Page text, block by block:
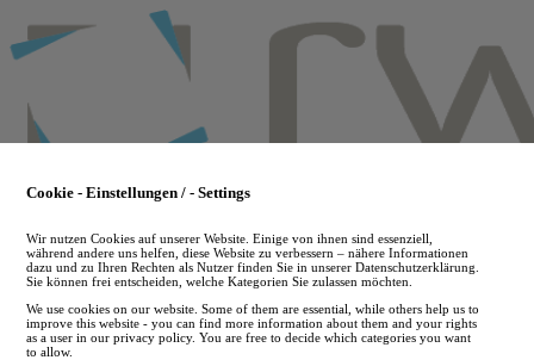
to
main
Cookie - Einstellungen / - Settings
Wir nutzen Cookies auf unserer Website. Einige von ihnen sind essenziell,
während andere uns helfen, diese Website zu verbessern – nähere Informationen
dazu und zu Ihren Rechten als Nutzer finden Sie in unserer Datenschutzerklärung.
Sie können frei entscheiden, welche Kategorien Sie zulassen möchten.
We use cookies on our website. Some of them are essential, while others help us to
improve this website - you can find more information about them and your rights
as a user in our privacy policy. You are free to decide which categories you want
to allow.